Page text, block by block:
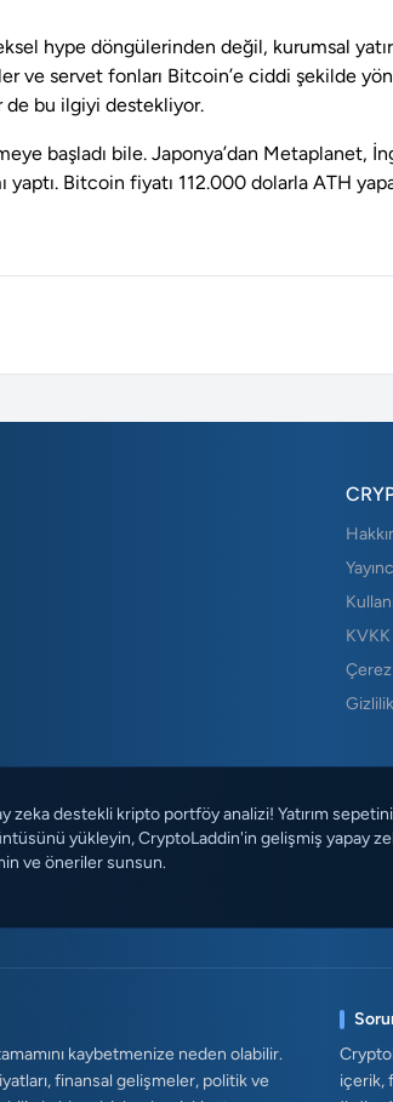
hype döngülerinden değil, kurumsal
ve servet fonları Bitcoin’e ciddi şekilde
de bu ilgiyi destekliyor.
başladı bile. Japonya’dan Metaplanet,
yaptı. Bitcoin fiyatı 112.000 dolarla ATH
Çerez
zeka destekli kripto portföy analizi! Yatırım
yükleyin, CryptoLaddin'in gelişmiş yapay
ve öneriler sunsun.
kaybetmenize neden olabilir.
finansal gelişmeler, politik ve
içerik,